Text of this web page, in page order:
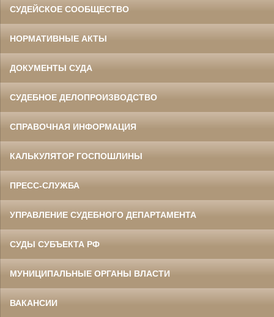
СУДЕЙСКОЕ СООБЩЕСТВО
НОРМАТИВНЫЕ АКТЫ
ДОКУМЕНТЫ СУДА
СУДЕБНОЕ ДЕЛОПРОИЗВОДСТВО
СПРАВОЧНАЯ ИНФОРМАЦИЯ
КАЛЬКУЛЯТОР ГОСПОШЛИНЫ
ПРЕСС-СЛУЖБА
УПРАВЛЕНИЕ СУДЕБНОГО ДЕПАРТАМЕНТА
СУДЫ СУБЪЕКТА РФ
МУНИЦИПАЛЬНЫЕ ОРГАНЫ ВЛАСТИ
ВАКАНСИИ